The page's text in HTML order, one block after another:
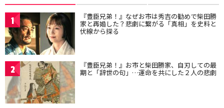
1 『豊臣兄弟！』なぜお市は秀吉の勧めで柴田勝
家と再婚した？悲劇に繋がる「真相」を史料と
伏線から探る
2 『豊臣兄弟！』お市と柴田勝家、自刃しての最
期と「辞世の句」…運命を共にした２人の悲劇